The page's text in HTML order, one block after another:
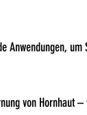
Anwendungen, um
von Hornhaut